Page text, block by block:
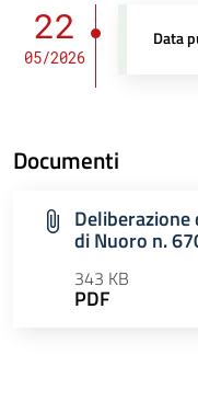
22
05/2026
Data
Documenti
Deliberazione
di Nuoro n.
343 KB
PDF